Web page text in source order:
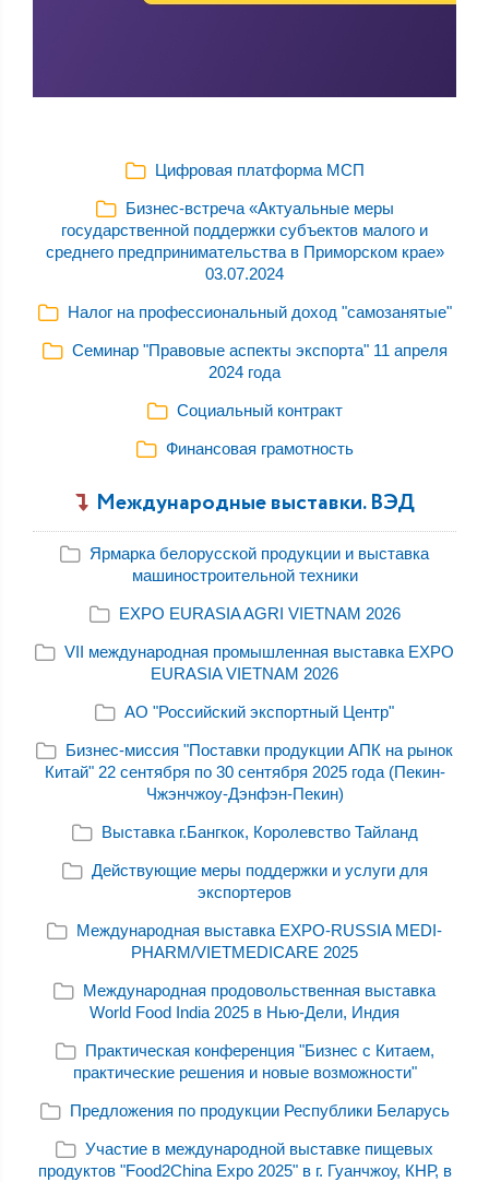
Цифровая платформа МСП
Бизнес-встреча «Актуальные меры
государственной поддержки субъектов малого и
среднего предпринимательства в Приморском крае»
03.07.2024
Налог на профессиональный доход "самозанятые"
Семинар "Правовые аспекты экспорта" 11 апреля
2024 года
Социальный контракт
Финансовая грамотность
Международные выставки. ВЭД
Ярмарка белорусской продукции и выставка
машиностроительной техники
EXPO EURASIA AGRI VIETNAM 2026
VII международная промышленная выставка EXPO
EURASIA VIETNAM 2026
АО "Российский экспортный Центр"
Бизнес-миссия "Поставки продукции АПК на рынок
Китай" 22 сентября по 30 сентября 2025 года (Пекин-
Чжэнчжоу-Дэнфэн-Пекин)
Выставка г.Бангкок, Королевство Тайланд
Действующие меры поддержки и услуги для
экспортеров
Международная выставка EXPO-RUSSIA MEDI-
PHARM/VIETMEDICARE 2025
Международная продовольственная выставка
World Food India 2025 в Нью-Дели, Индия
Практическая конференция "Бизнес с Китаем,
практические решения и новые возможности"
Предложения по продукции Республики Беларусь
Участие в международной выставке пищевых
продуктов "Food2China Expo 2025" в г. Гуанчжоу, КНР, в